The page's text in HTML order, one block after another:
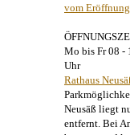
vom
Mo bis Fr 08 -
Uhr
Rathaus
Neusäß liegt
entfernt. Bei